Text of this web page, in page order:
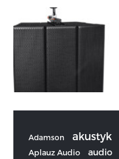
Adamson akustyk
Aplauz Audio audio